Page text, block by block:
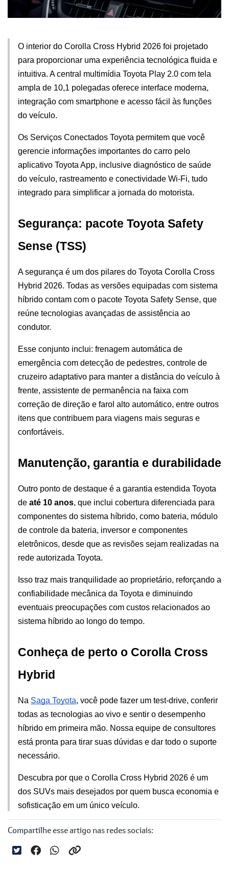
O interior do Corolla Cross Hybrid 2026 foi projetado
para proporcionar uma experiência tecnológica fluida e
intuitiva. A central multimídia Toyota Play 2.0 com tela
ampla de 10,1 polegadas oferece interface moderna,
integração com smartphone e acesso fácil às funções
do veículo.
Os Serviços Conectados Toyota permitem que você
gerencie informações importantes do carro pelo
aplicativo Toyota App, inclusive diagnóstico de saúde
do veículo, rastreamento e conectividade Wi-Fi, tudo
integrado para simplificar a jornada do motorista.
Segurança: pacote Toyota Safety
Sense (TSS)
A segurança é um dos pilares do Toyota Corolla Cross
Hybrid 2026. Todas as versões equipadas com sistema
híbrido contam com o pacote Toyota Safety Sense, que
reúne tecnologias avançadas de assistência ao
condutor.
Esse conjunto inclui: frenagem automática de
emergência com detecção de pedestres, controle de
cruzeiro adaptativo para manter a distância do veículo à
frente, assistente de permanência na faixa com
correção de direção e farol alto automático, entre outros
itens que contribuem para viagens mais seguras e
confortáveis.
Manutenção, garantia e durabilidade
Outro ponto de destaque é a garantia estendida Toyota
de até 10 anos, que inclui cobertura diferenciada para
componentes do sistema híbrido, como bateria, módulo
de controle da bateria, inversor e componentes
eletrônicos, desde que as revisões sejam realizadas na
rede autorizada Toyota.
Isso traz mais tranquilidade ao proprietário, reforçando a
confiabilidade mecânica da Toyota e diminuindo
eventuais preocupações com custos relacionados ao
sistema híbrido ao longo do tempo.
Conheça de perto o Corolla Cross
Hybrid
Na Saga Toyota, você pode fazer um test-drive, conferir
todas as tecnologias ao vivo e sentir o desempenho
híbrido em primeira mão. Nossa equipe de consultores
está pronta para tirar suas dúvidas e dar todo o suporte
necessário.
Descubra por que o Corolla Cross Hybrid 2026 é um
dos SUVs mais desejados por quem busca economia e
sofisticação em um único veículo.
Compartilhe esse artigo nas redes sociais: